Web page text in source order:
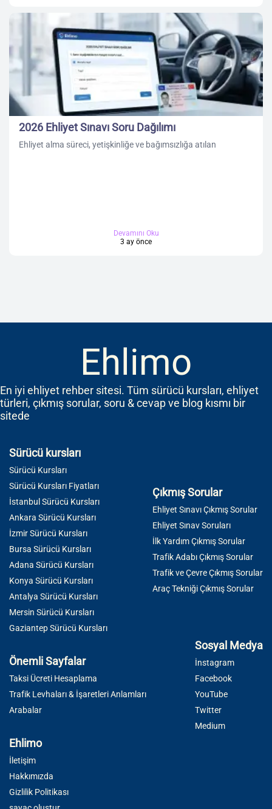
2026 Ehliyet Sınavı Soru Dağılımı
Ehliyet alma süreci, yetişkinliğe ve bağımsızlığa atılan
Devamını Oku
3 ay önce
Ehlimo
En iyi ehliyet rehber sitesi. Tüm sürücü kursları, ehliyet
türleri, çıkmış sorular, soru & cevap ve blog kısmı bir
sitede
Sürücü kursları
Sürücü Kursları
Sürücü Kursları Fiyatları
İstanbul Sürücü Kursları
Ankara Sürücü Kursları
İzmir Sürücü Kursları
Bursa Sürücü Kursları
Adana Sürücü Kursları
Konya Sürücü Kursları
Antalya Sürücü Kursları
Mersin Sürücü Kursları
Gaziantep Sürücü Kursları
Çıkmış Sorular
Ehliyet Sınavı Çıkmış Sorular
Ehliyet Sınav Soruları
İlk Yardım Çıkmış Sorular
Trafik Adabı Çıkmış Sorular
Trafik ve Çevre Çıkmış Sorular
Araç Tekniği Çıkmış Sorular
Önemli Sayfalar
Taksi Ücreti Hesaplama
Trafik Levhaları & İşaretleri Anlamları
Arabalar
Sosyal Medya
İnstagram
Facebook
YouTube
Twitter
Medium
Ehlimo
İletişim
Hakkımızda
Gizlilik Politikası